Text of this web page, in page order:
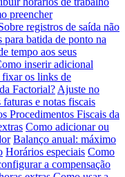
preencher
registros de saída não
batida de ponto na
tempo aos seus
inserir adicional
os links de
Factorial? Ajuste no
e notas fiscais
Procedimentos Fiscais da
Como adicionar ou
Balanço anual: máximo
Horários especiais Como
a compensação